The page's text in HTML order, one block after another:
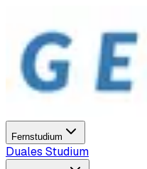
Fernstudium
Duales Studium